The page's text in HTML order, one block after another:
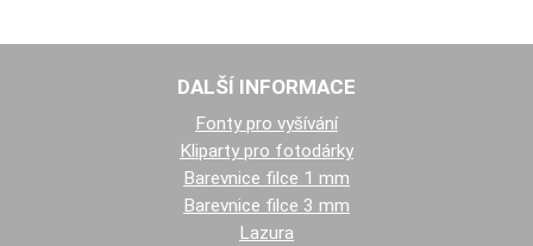
DALŠÍ INFORMACE
Fonty pro vyšívání
Kliparty pro fotodárky
Barevnice filce 1 mm
Barevnice filce 3 mm
Lazura